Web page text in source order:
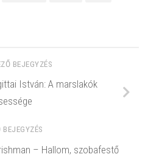
BEJEGYZÉS
István: A marslakók
BEJEGYZÉS
– Hallom, szobafestő